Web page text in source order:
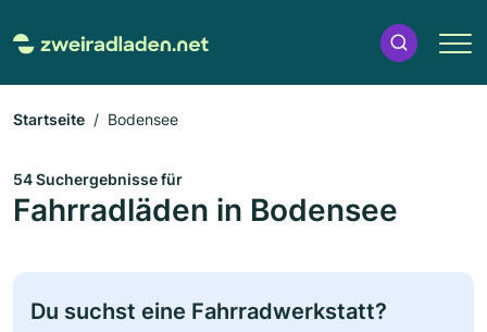
Startseite Bodensee
54 Suchergebnisse für
Fahrradläden in Bodensee
Du suchst eine Fahrradwerkstatt?